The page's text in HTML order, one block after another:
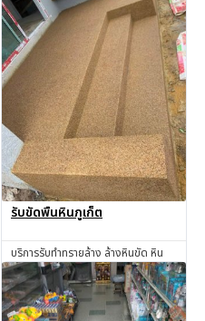
รับขัดพื้นหินภูเก็ต
บริการรับทำทรายล้าง ล้างหินขัด หิน
ล้าง ทรายล้าง ทำทรายล้าง ช่างทราย
ล้าง ช่างหินขัด รับทำหินขัด รับทำหิน
อ่อน รับเหมาทำทรายล้าง โดยช่างผู้มี
ประสบการณ์มากกว่า 30 ปี ภูเก็ต
สอบถาม